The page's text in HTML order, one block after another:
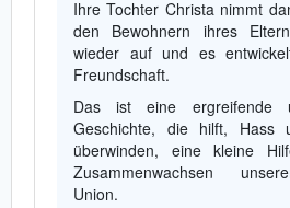
Ihre Tochter Christa nimmt
den Bewohnern ihres
wieder auf und es
Freundschaft.
Das ist eine ergreifende
Geschichte, die hilft, Hass
überwinden, eine kleine
Zusammenwachsen
Union.